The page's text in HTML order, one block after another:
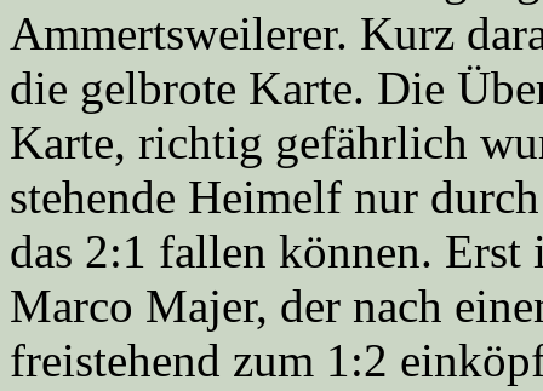
Ammertsweilerer. Kurz
die gelbrote Karte. Die
Karte, richtig gefährlich
stehende Heimelf nur
das 2:1 fallen können.
Marco Majer, der nach
freistehend zum 1:2